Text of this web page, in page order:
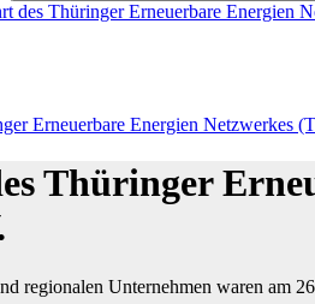
des Thüringer Erneuerbare Energien
Erneuerbare Energien Netzwerkes
Thüringer
regionalen Unternehmen waren am